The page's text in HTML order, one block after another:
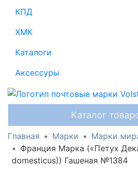
КПД
ХМК
Каталоги
Аксессуры
Каталог
Главная Марки Марки
Франция Марка («Петух
domesticus)) Гашеная №1384